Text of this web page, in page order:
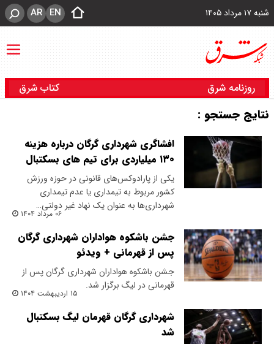
شنبه ۱۷ مرداد ۱۴۰۵ EN
AR
روزنامه شرق کتاب شرق
نتایج جستجو :
افشاگری شهرداری گرگان درباره هزینه
۱۳۰ میلیاردی برای تیم های بسکتبال
یکی از پارادوکس‌های قانونی در حوزه ورزش
کشور مربوط به تیمداری یا عدم تیمداری
شهرداری‌ها به عنوان یک نهاد غیر دولتی…
۰۶ مرداد ۱۴۰۴
جشن باشکوه هواداران شهرداری گرگان
پس از قهرمانی + ویدئو
جشن باشکوه هواداران شهرداری گرگان پس از
قهرمانی در لیگ برگزار شد.
۱۵ اردیبهشت ۱۴۰۴
شهرداری گرگان قهرمان لیگ بسکتبال
شد